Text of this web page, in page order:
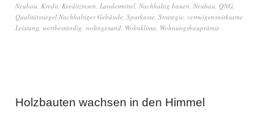
Neubau, Kredit, Kreditzinsen, Landesmittel, Nachhaltig bauen, Neubau, QNG,
Qualitätssiegel Nachhaltiges Gebäude, Sparkasse, Strategie, vermögenswirksame
Leistung, wertbeständig, wohngesund, Wohnklima, Wohnungsbauprämie
Holzbauten wachsen in den Himmel